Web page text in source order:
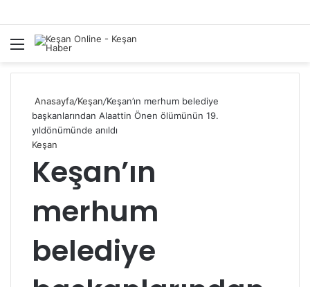
Menü
Anasayfa/Keşan/Keşan’ın merhum belediye
başkanlarından Alaattin Önen ölümünün 19.
yıldönümünde anıldı
Keşan
Keşan’ın
merhum
belediye